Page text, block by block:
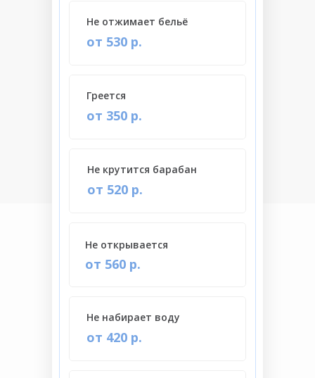
от 420 р.
Не набирает воду
от 520 р.
Не крутится барабан
от 560 р.
Не открывается
от 530 р.
Не отжимает бельё
от 350 р.
Греется